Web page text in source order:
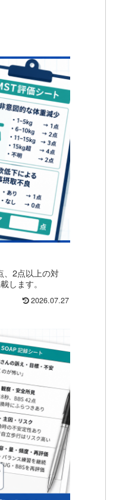
、2点以上の対
します。
2026.07.27